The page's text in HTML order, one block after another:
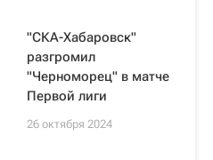
"СКА-Хабаровск"
разгромил
"Черноморец" в матче
Первой лиги
26 октября 2024